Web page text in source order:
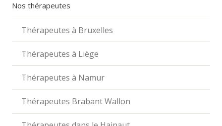
Nos thérapeutes
Thérapeutes à Bruxelles
Thérapeutes à Liège
Thérapeutes à Namur
Thérapeutes Brabant Wallon